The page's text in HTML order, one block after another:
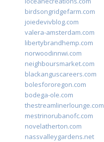
birdsongridgefarm.com
joiedevivblog.com
valera-amsterdam.com
libertybrandhemp.com
norwoodinnwi.com
neighboursmarket.com
blackanguscareers.com
bolesfororegon.com
bodega-ole.com
thestreamlinerlounge.com
mestrinorubanofc.com
novelatherton.com
nassvalleygardens.net